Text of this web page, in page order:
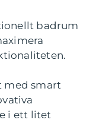
badrum
med smart
i ett litet